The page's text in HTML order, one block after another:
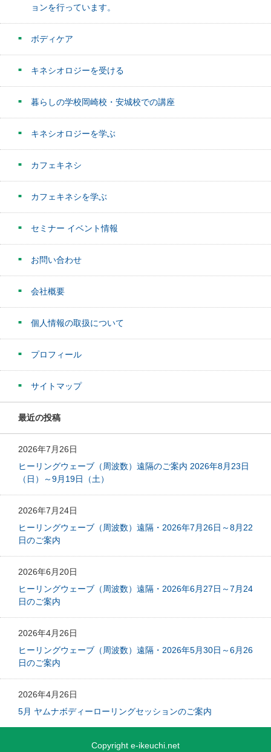
ョンを行っています。
ボディケア
キネシオロジーを受ける
暮らしの学校岡崎校・安城校での講座
キネシオロジーを学ぶ
カフェキネシ
カフェキネシを学ぶ
セミナー イベント情報
お問い合わせ
会社概要
個人情報の取扱について
プロフィール
サイトマップ
最近の投稿
2026年7月26日
ヒーリングウェーブ（周波数）遠隔のご案内 2026年8月23日
（日）～9月19日（土）
2026年7月24日
ヒーリングウェーブ（周波数）遠隔・2026年7月26日～8月22
日のご案内
2026年6月20日
ヒーリングウェーブ（周波数）遠隔・2026年6月27日～7月24
日のご案内
2026年4月26日
ヒーリングウェーブ（周波数）遠隔・2026年5月30日～6月26
日のご案内
2026年4月26日
5月 ヤムナボディーローリングセッションのご案内
Copyright e-ikeuchi.net